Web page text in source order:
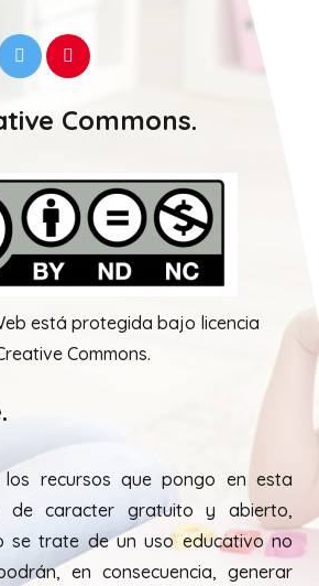
Commons.
está protegida bajo licencia
Commons.
recursos que pongo en esta
de caracter gratuito y abierto,
se trate de un uso educativo no
en consecuencia, generar